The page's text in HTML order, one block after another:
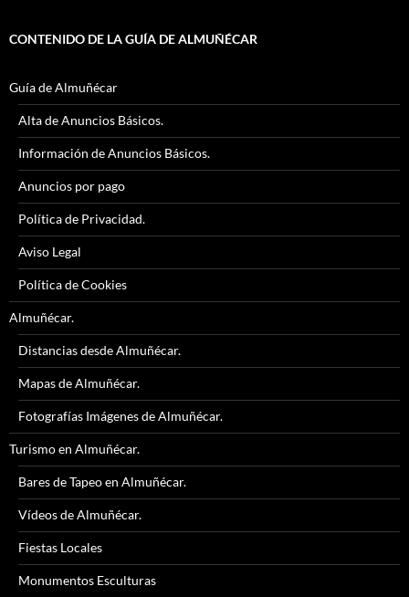
CONTENIDO DE LA GUÍA DE ALMUÑÉCAR
Guía de Almuñécar
Alta de Anuncios Básicos.
Información de Anuncios Básicos.
Anuncios por pago
Política de Privacidad.
Aviso Legal
Política de Cookies
Almuñécar.
Distancias desde Almuñécar.
Mapas de Almuñécar.
Fotografías Imágenes de Almuñécar.
Turismo en Almuñécar.
Bares de Tapeo en Almuñécar.
Vídeos de Almuñécar.
Fiestas Locales
Monumentos Esculturas